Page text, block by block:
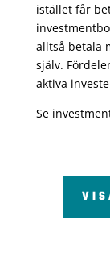
istället får
alltså betala
själv.
aktiva
Se